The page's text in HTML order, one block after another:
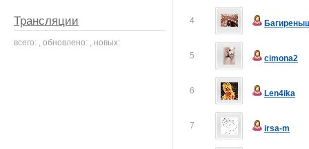
4
5 cimona2
6 Len4ika
7 irsa-m
Трансляции
всего: , обновлено: , новых: